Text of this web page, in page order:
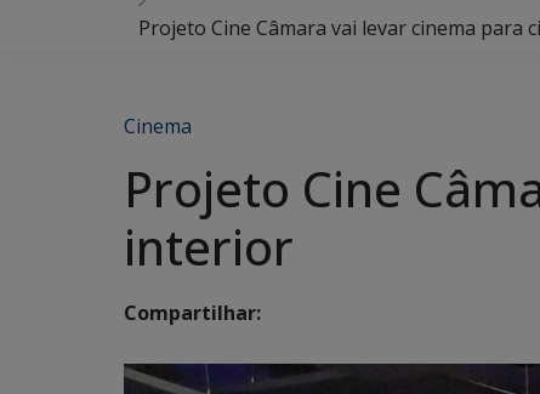
Projeto Cine Câmara vai levar cinema para
Cinema
Projeto Cine
interior
Compartilhar: